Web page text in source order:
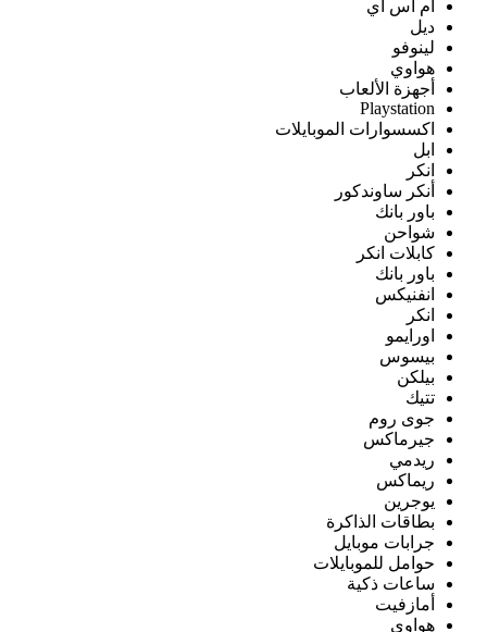
ام اس اي
ديل
لينوفو
هواوي
أجهزة الألعاب
Playstation
اكسسوارات الموبايلات
ابل
انكر
أنكر ساوندكور
باور بانك
شواحن
كابلات انكر
باور بانك
انفنيكس
انكر
اورايمو
بيسوس
بيلكن
تتيك
جوى روم
جيرماكس
ريدمي
ريماكس
يوجرين
بطاقات الذاكرة
جرابات موبايل
حوامل للموبايلات
ساعات ذكية
أمازفيت
هواوى